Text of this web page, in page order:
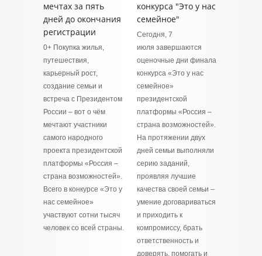
мечтах за пять
дней до окончания
регистрации
0+ Покупка жилья,
путешествия,
карьерный рост,
создание семьи и
встреча с Президентом
России – вот о чём
мечтают участники
самого народного
проекта президентской
платформы «Россия –
страна возможностей».
Всего в конкурсе «Это у
нас семейное»
участвуют сотни тысяч
человек со всей страны.
конкурса "Это у нас
семейное"
Сегодня, 7
июля завершаются
оценочные дни финала
конкурса «Это у нас
семейное»
президентской
платформы «Россия –
страна возможностей».
На протяжении двух
дней семьи выполняли
серию заданий,
проявляя лучшие
качества своей семьи –
умение договариваться
и приходить к
компромиссу, брать
ответственность и
доверять, помогать и